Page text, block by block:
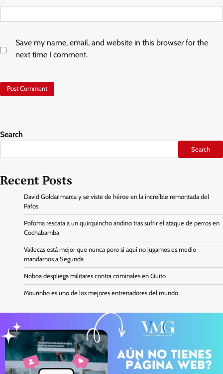
Save my name, email, and website in this browser for the
next time I comment.
Search
Search
Recent Posts
David Goldar marca y se viste de héroe en la increíble remontada del
Pafos
Pofoma rescata a un quirquincho andino tras sufrir el ataque de perros en
Cochabamba
Vallecas está mejor que nunca pero si aquí no jugamos es medio
mandarnos a Segunda
Noboa despliega militares contra criminales en Quito
Mourinho es uno de los mejores entrenadores del mundo